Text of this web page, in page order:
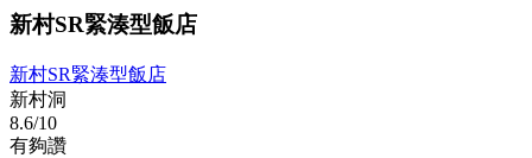
新村SR緊湊型飯店
新村SR緊湊型飯店
新村洞
8.6/10
有夠讚